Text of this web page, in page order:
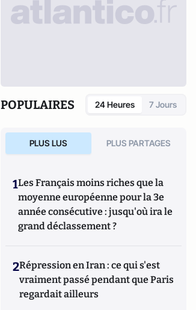
POPULAIRES 24 Heures 7 Jours
PLUS LUS PLUS PARTAGES
1Les Français moins riches que la
moyenne européenne pour la 3e
année consécutive : jusqu'où ira le
grand déclassement ?
2Répression en Iran : ce qui s'est
vraiment passé pendant que Paris
regardait ailleurs